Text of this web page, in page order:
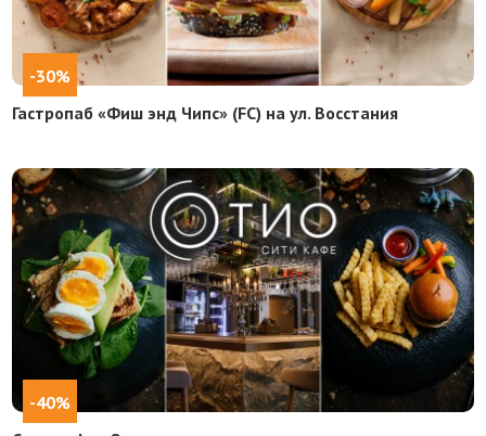
-30%
Гастропаб «Фиш энд Чипс» (FC) на ул. Восстания
-40%